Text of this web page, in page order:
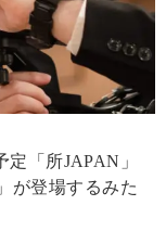
「所JAPAN」
が登場するみた